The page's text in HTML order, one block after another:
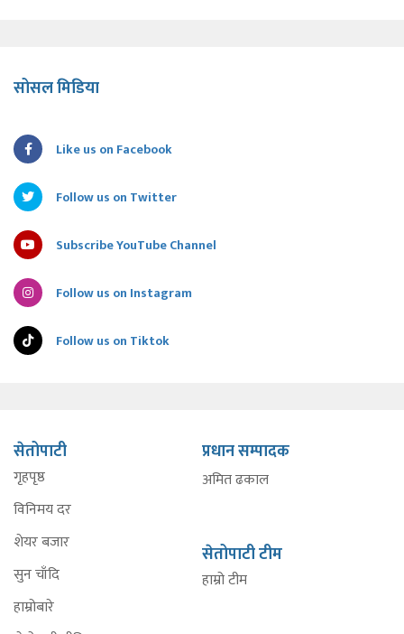
सोसल मिडिया
Like us on Facebook
Follow us on Twitter
Subscribe YouTube Channel
Follow us on Instagram
Follow us on Tiktok
सेतोपाटी
गृहपृष्ठ
विनिमय दर
शेयर बजार
सुन चाँदि
हाम्रोबारे
प्रधान सम्पादक
अमित ढकाल
सेतोपाटी टीम
हाम्रो टीम